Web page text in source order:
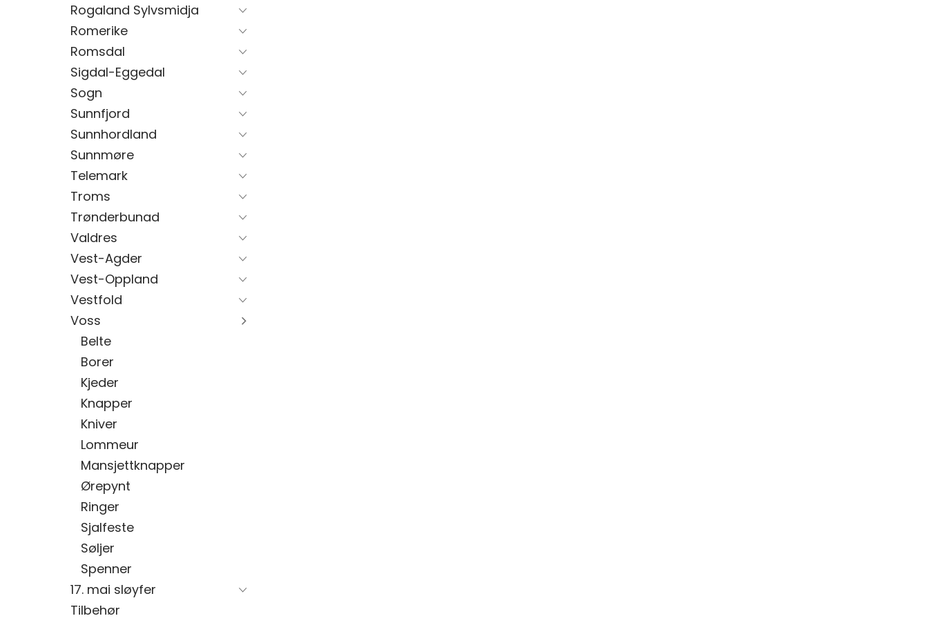
Rogaland Sylvsmidja
Romerike
Romsdal
Sigdal-Eggedal
Sogn
Sunnfjord
Sunnhordland
Sunnmøre
Telemark
Troms
Trønderbunad
Valdres
Vest-Agder
Vest-Oppland
Vestfold
Voss
Belte
Borer
Kjeder
Knapper
Kniver
Lommeur
Mansjettknapper
Ørepynt
Ringer
Sjalfeste
Søljer
Spenner
17. mai sløyfer
Tilbehør